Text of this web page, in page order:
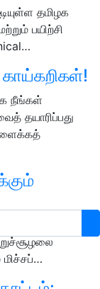
தமிழக
பயிற்சி
நீங்கள்
தயாரிப்பது
முறையில்
மிச்சப்…